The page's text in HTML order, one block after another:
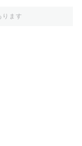
ります